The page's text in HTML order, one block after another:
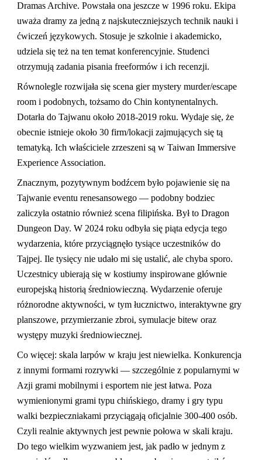
Dramas Archive. Powstała ona jeszcze w 1996 roku. Ekipa
uważa dramy za jedną z najskuteczniejszych technik nauki i
ćwiczeń językowych. Stosuje je szkolnie i akademicko,
udziela się też na ten temat konferencyjnie. Studenci
otrzymują zadania pisania freeformów i ich recenzji.
Równolegle rozwijała się scena gier mystery murder/escape
room i podobnych, tożsamo do Chin kontynentalnych.
Dotarła do Tajwanu około 2018-2019 roku. Wydaje się, że
obecnie istnieje około 30 firm/lokacji zajmujących się tą
tematyką. Ich właściciele zrzeszeni są w Taiwan Immersive
Experience Association.
Znacznym, pozytywnym bodźcem było pojawienie się na
Tajwanie eventu renesansowego — podobny bodziec
zaliczyła ostatnio również scena filipińska. Był to Dragon
Dungeon Day. W 2024 roku odbyła się piąta edycja tego
wydarzenia, które przyciągnęło tysiące uczestników do
Tajpej. Ile tysięcy nie udało mi się ustalić, ale chyba sporo.
Uczestnicy ubierają się w kostiumy inspirowane głównie
europejską historią średniowieczną. Wydarzenie oferuje
różnorodne aktywności, w tym łucznictwo, interaktywne gry
planszowe, przymierzanie zbroi, symulacje bitew oraz
występy muzyki średniowiecznej.
Co więcej: skala larpów w kraju jest niewielka. Konkurencja
z innymi formami rozrywki — szczególnie z popularnymi w
Azji grami mobilnymi i esportem nie jest łatwa. Poza
wymienionymi grami typu chińskiego, dramy i gry typu
walki bezpieczniakami przyciągają oficjalnie 300-400 osób.
Czyli realnie aktywnych jest pewnie połowa w skali kraju.
Do tego wielkim wyzwaniem jest, jak padło w jednym z